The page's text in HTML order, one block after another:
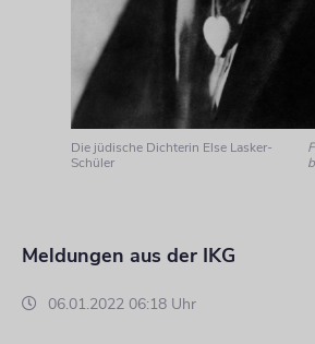
Die jüdische Dichterin Else Lasker-
Schüler
Meldungen aus der IKG
06.01.2022 06:18 Uhr